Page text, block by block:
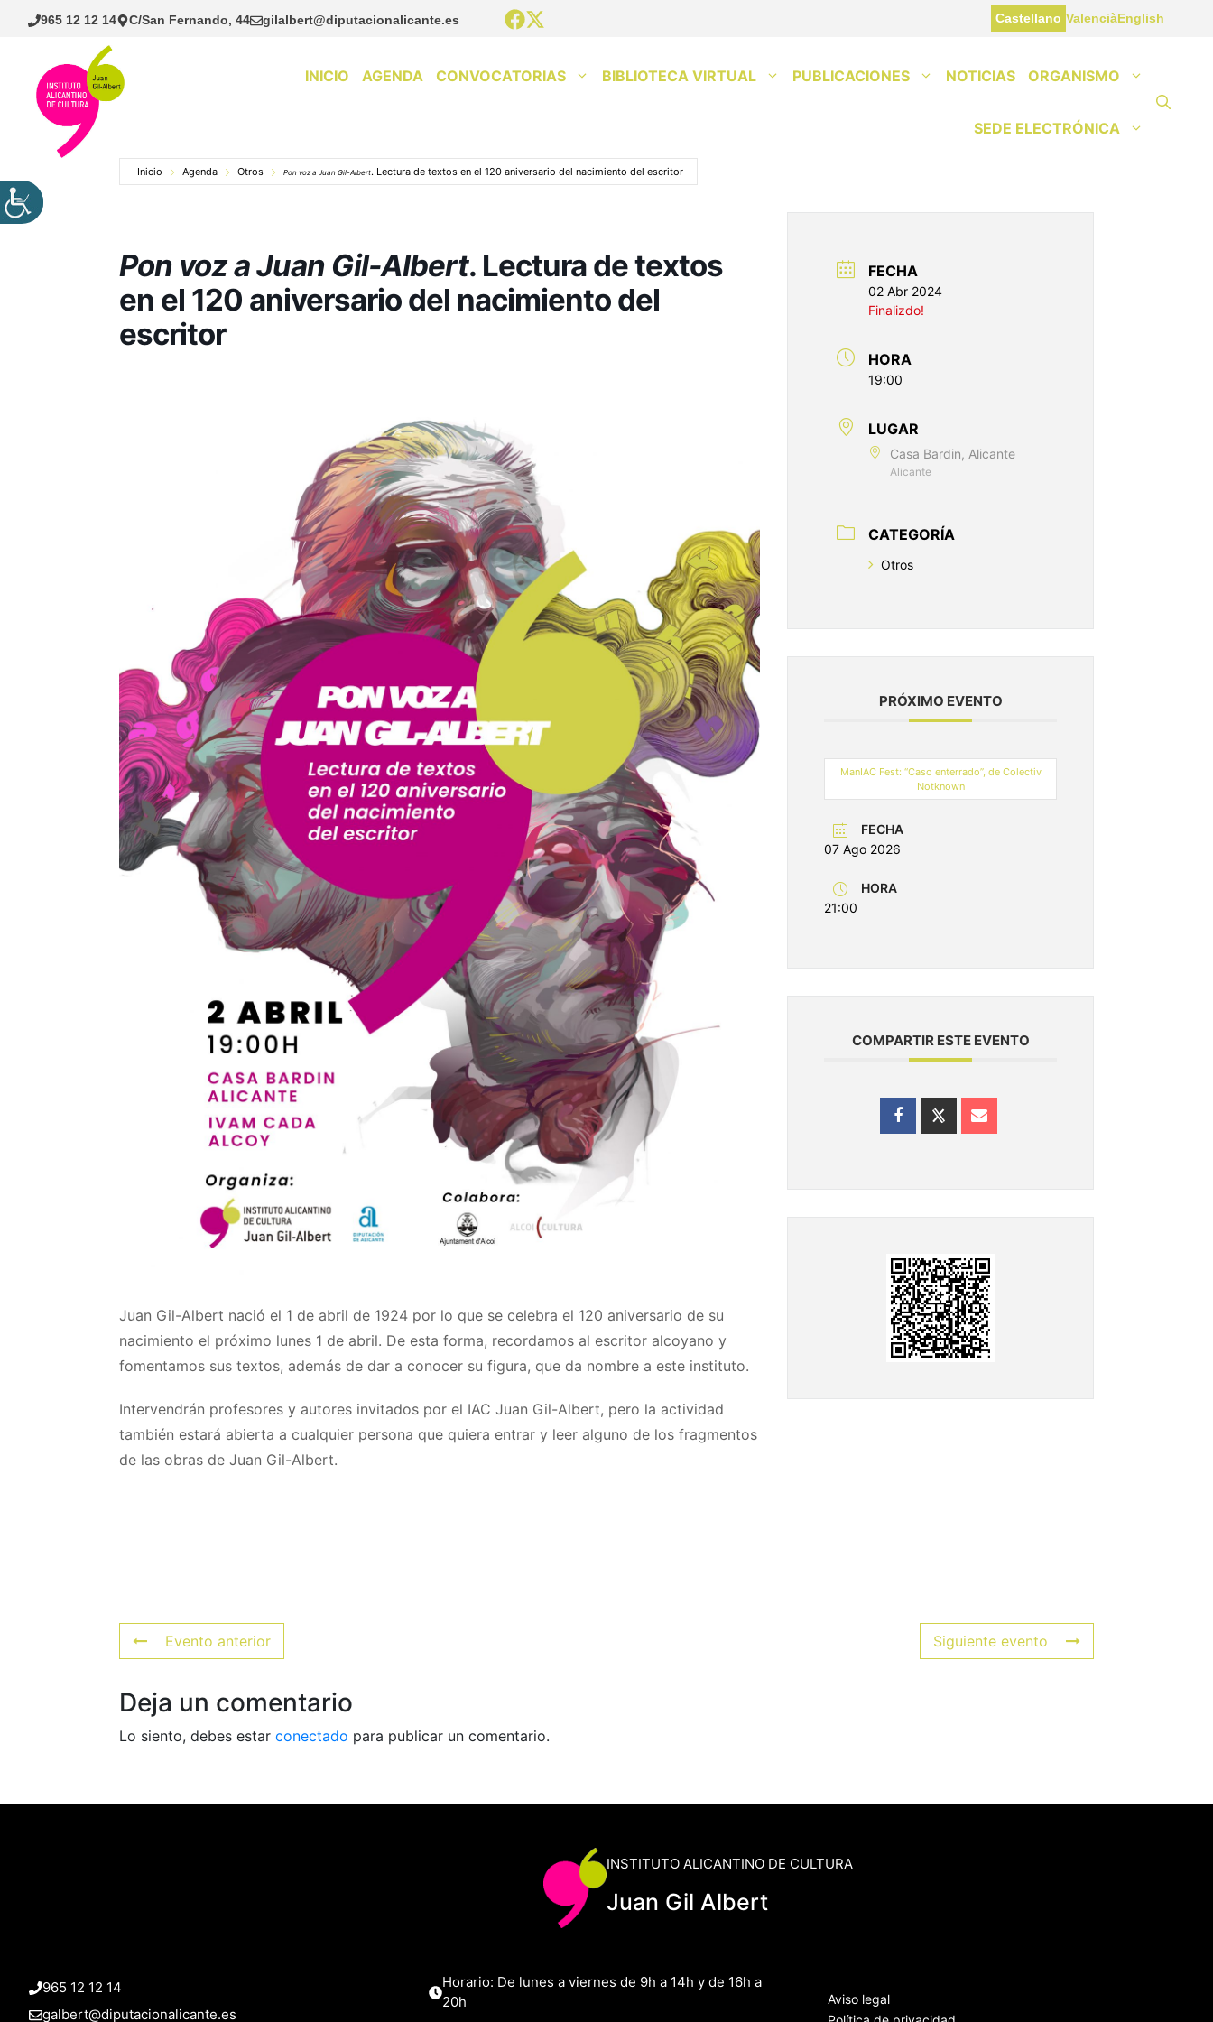
Saltar
965 12 12 14 C/San Fernando, 44 gilalbert@diputacionalicante.es Castellano ValenciàEnglish
INICIO AGENDA CONVOCATORIAS BIBLIOTECA VIRTUAL PUBLICACIONES NOTICIAS ORGANISMO
SEDE ELECTRÓNICA
Inicio Agenda Otros Pon voz a Juan Gil-Albert. Lectura de textos en el 120 aniversario del nacimiento del escritor
Pon voz a Juan Gil-Albert. Lectura de textos
en el 120 aniversario del nacimiento del
escritor
Juan Gil-Albert nació el 1 de abril de 1924 por lo que se celebra el 120 aniversario de su
nacimiento el próximo lunes 1 de abril. De esta forma, recordamos al escritor alcoyano y
fomentamos sus textos, además de dar a conocer su figura, que da nombre a este instituto.
Intervendrán profesores y autores invitados por el IAC Juan Gil-Albert, pero la actividad
también estará abierta a cualquier persona que quiera entrar y leer alguno de los fragmentos
de las obras de Juan Gil-Albert.
FECHA
02 Abr 2024
Finalizdo!
HORA
19:00
LUGAR
Casa Bardin, Alicante
Alicante
CATEGORÍA
Otros
PRÓXIMO EVENTO
ManIAC Fest: “Caso enterrado”, de Colectiv
Notknown
FECHA
07 Ago 2026
HORA
21:00
COMPARTIR ESTE EVENTO
Evento anterior Siguiente evento
Deja un comentario
Lo siento, debes estar conectado para publicar un comentario.
INSTITUTO ALICANTINO DE CULTURA
Juan Gil Albert
965 12 12 14
galbert@diputacionalicante.es
Horario: De lunes a viernes de 9h a 14h y de 16h a
20h
Aviso legal